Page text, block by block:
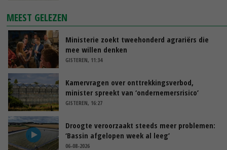
MEEST GELEZEN
Ministerie zoekt tweehonderd agrariërs die
mee willen denken
GISTEREN, 11:34
Kamervragen over onttrekkingsverbod,
minister spreekt van ‘ondernemersrisico’
GISTEREN, 16:27
Droogte veroorzaakt steeds meer problemen:
‘Bassin afgelopen week al leeg’
06-08-2026